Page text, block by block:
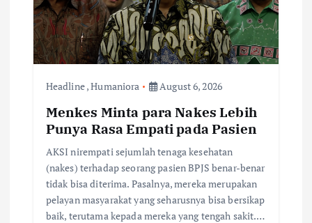
Headline,Humaniora August 6, 2026
Menkes Minta para Nakes Lebih
Punya Rasa Empati pada Pasien
AKSI nirempati sejumlah tenaga kesehatan
(nakes) terhadap seorang pasien BPJS benar-benar
tidak bisa diterima. Pasalnya, mereka merupakan
pelayan masyarakat yang seharusnya bisa bersikap
baik, terutama kepada mereka yang tengah sakit.…